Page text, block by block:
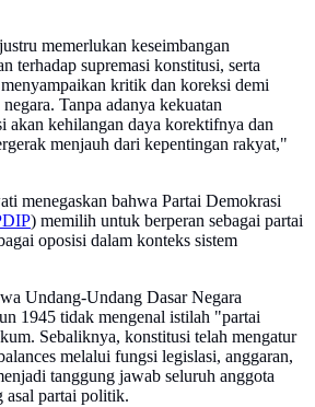
memerlukan keseimbangan
terhadap supremasi konstitusi, serta
kritik dan koreksi demi
Tanpa adanya kekuatan
akan kehilangan daya korektifnya dan
menjauh dari kepentingan rakyat,"
menegaskan bahwa Partai Demokrasi
) memilih untuk berperan sebagai partai
oposisi dalam konteks sistem
Undang-Undang Dasar Negara
1945 tidak mengenal istilah "partai
Sebaliknya, konstitusi telah mengatur
melalui fungsi legislasi, anggaran,
tanggung jawab seluruh anggota
asal partai politik.